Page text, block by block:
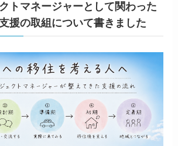
トマネージャーとして関わった
援の取組について書きました